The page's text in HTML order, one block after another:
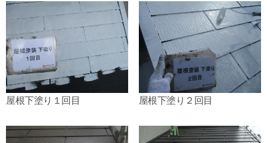
屋根下塗り１回目 屋根下塗り２回目